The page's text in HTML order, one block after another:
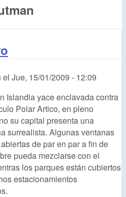
el Jue, 15/01/2009 - 12:09
Islandia yace enclavada contra
Polar Artico, en pleno
su capital presenta una
surrealista. Algunas ventanas
de par en par a fin de
pueda mezclarse con el
los parques están cubiertos
estacionamientos